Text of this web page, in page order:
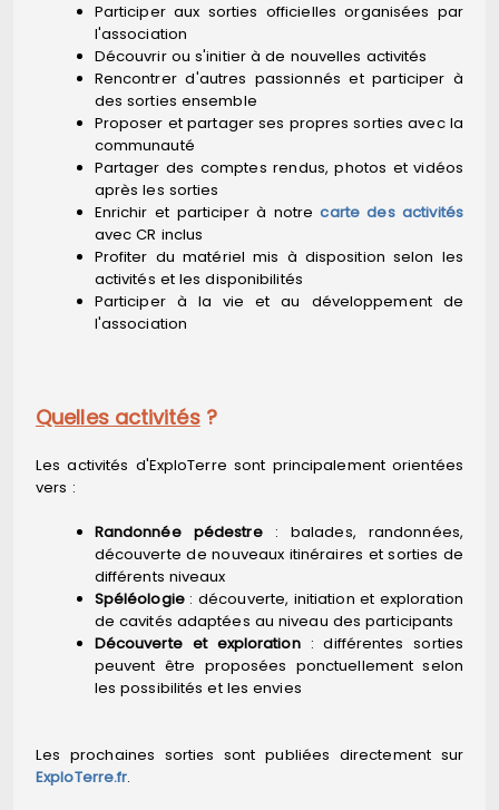
Participer aux sorties officielles organisées par
l'association
Découvrir ou s'initier à de nouvelles activités
Rencontrer d'autres passionnés et participer à
des sorties ensemble
Proposer et partager ses propres sorties avec la
communauté
Partager des comptes rendus, photos et vidéos
après les sorties
Enrichir et participer à notrecarte des activités
avec CR inclus
Profiter du matériel mis à disposition selon les
activités et les disponibilités
Participer à la vie et au développement de
l'association
Quelles activités?
Les activités d'ExploTerre sont principalement orientées
vers :
Randonnée pédestre: balades, randonnées,
découverte de nouveaux itinéraires et sorties de
différents niveaux
Spéléologie: découverte, initiation et exploration
de cavités adaptées au niveau des participants
Découverte et exploration: différentes sorties
peuvent être proposées ponctuellement selon
les possibilités et les envies
Les prochaines sorties sont publiées directement sur
ExploTerre.fr.